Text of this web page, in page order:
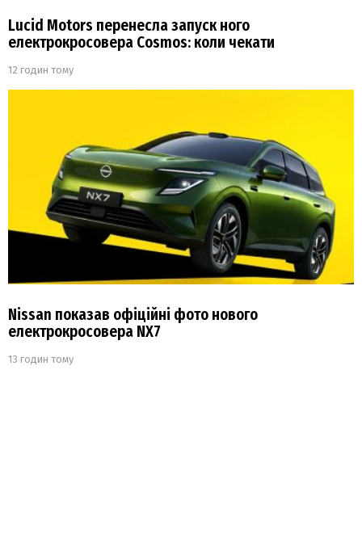
Lucid Motors перенесла запуск ного
електрокросовера Cosmos: коли чекати
12 годин тому
Nissan показав офіційні фото нового
електрокросовера NX7
13 годин тому